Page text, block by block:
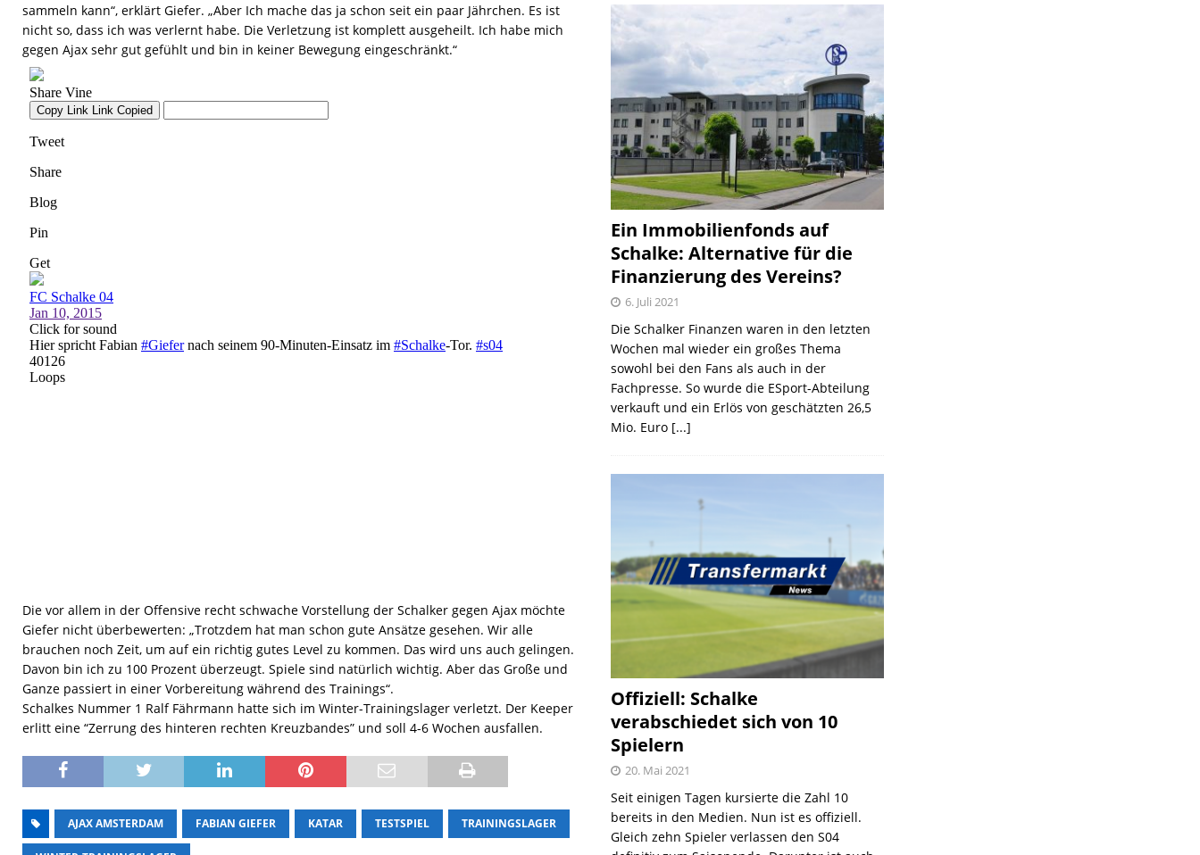
sammeln kann“, erklärt Giefer. „Aber Ich mache das ja schon seit ein paar Jährchen. Es ist
nicht so, dass ich was verlernt habe. Die Verletzung ist komplett ausgeheilt. Ich habe mich
gegen Ajax sehr gut gefühlt und bin in keiner Bewegung eingeschränkt.“
Die vor allem in der Offensive recht schwache Vorstellung der Schalker gegen Ajax möchte
Giefer nicht überbewerten: „Trotzdem hat man schon gute Ansätze gesehen. Wir alle
brauchen noch Zeit, um auf ein richtig gutes Level zu kommen. Das wird uns auch gelingen.
Davon bin ich zu 100 Prozent überzeugt. Spiele sind natürlich wichtig. Aber das Große und
Ganze passiert in einer Vorbereitung während des Trainings“.
Schalkes Nummer 1 Ralf Fährmann hatte sich im Winter-Trainingslager verletzt. Der Keeper
erlitt eine “Zerrung des hinteren rechten Kreuzbandes” und soll 4-6 Wochen ausfallen.
AJAX AMSTERDAM FABIAN GIEFER KATAR TESTSPIEL TRAININGSLAGER
Ein Immobilienfonds auf
Schalke: Alternative für die
Finanzierung des Vereins?
6. Juli 2021
Die Schalker Finanzen waren in den letzten
Wochen mal wieder ein großes Thema
sowohl bei den Fans als auch in der
Fachpresse. So wurde die ESport-Abteilung
verkauft und ein Erlös von geschätzten 26,5
Mio. Euro [...]
Offiziell: Schalke
verabschiedet sich von 10
Spielern
20. Mai 2021
Seit einigen Tagen kursierte die Zahl 10
bereits in den Medien. Nun ist es offiziell.
Gleich zehn Spieler verlassen den S04